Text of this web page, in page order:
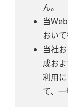
ん。
当
おいて
当社
成お
利用
て、一